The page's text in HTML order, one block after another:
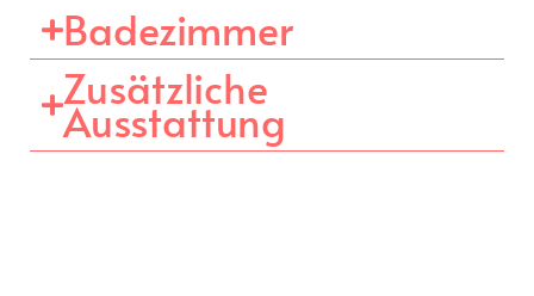
Badezimmer
Zusätzliche
Ausstattung